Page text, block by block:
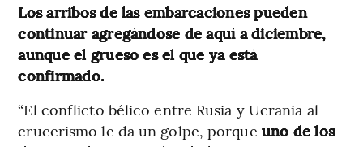
Los arribos de las embarcaciones pueden
continuar agregándose de aquí a diciembre,
aunque el grueso es el que ya está
confirmado.
“El conflicto bélico entre Rusia y Ucrania al
crucerismo le da un golpe, porque uno de los